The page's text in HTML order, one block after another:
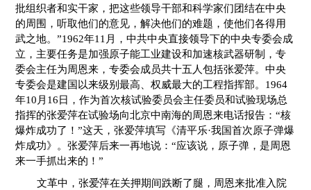
批组织者和实干家，把这些领导干部和科学家们团结在中央
的周围，听取他们的意见，解决他们的难题，使他们各得用
武之地。”1962年11月，中共中央直接领导下的中央专委会成
立，主要任务是加强原子能工业建设和加速核武器研制，专
委会主任为周恩来，专委会成员共十五人包括张爱萍。中央
专委会是建国以来级别最高、权威最大的工程指挥部。1964
年10月16日，作为首次核试验委员会主任委员和试验现场总
指挥的张爱萍在试验场向北京中南海的周恩来电话报告：“核
爆炸成功了！”这天，张爱萍填写《清平乐·我国首次原子弹爆
炸成功》。张爱萍后来一再地说：“应该说，原子弹，是周恩
来一手抓出来的！”
文革中，张爱萍在关押期间跌断了腿，周恩来批准入院